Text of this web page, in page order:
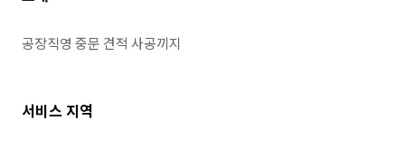
공장직영 중문 견적 사공끼지
서비스 지역